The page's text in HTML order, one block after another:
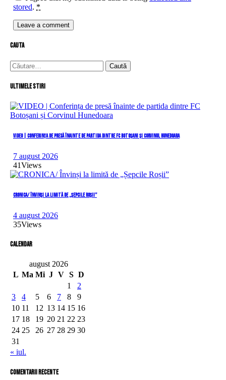
stored. *
cauta
Caută
după:
Ultimele stiri
VIDEO | Conferința de presă înainte de partida dintre FC Botoșani și Corvinul Hunedoara
7 august 2026
41Views
CRONICA/ Învinși la limită de „Șepcile Roșii”
4 august 2026
35Views
Calendar
august 2026
L Ma Mi J V S D
1
2
3
4 5 6 7 8
9
10 11 12 13 14 15 16
17 18 19 20 21 22 23
24 25 26 27 28 29 30
31
« iul.
comentarii recente